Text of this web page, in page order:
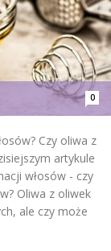
0
Czy oliwa z
artykule
włosów - czy
Oliwa z oliwek
ale czy może